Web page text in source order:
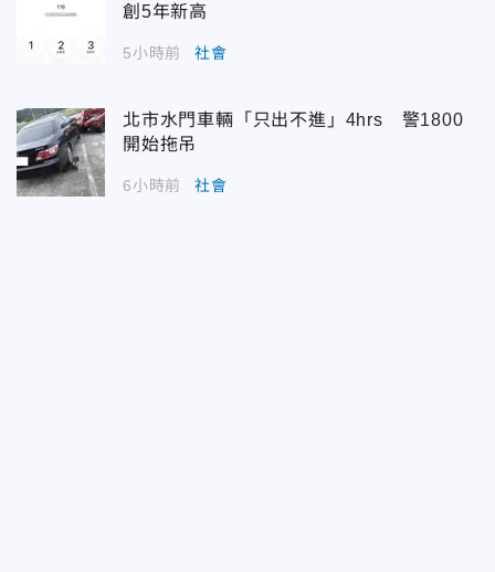
創5年新高
5小時前 社會
北市水門車輛「只出不進」4hrs 警1800
開始拖吊
6小時前 社會